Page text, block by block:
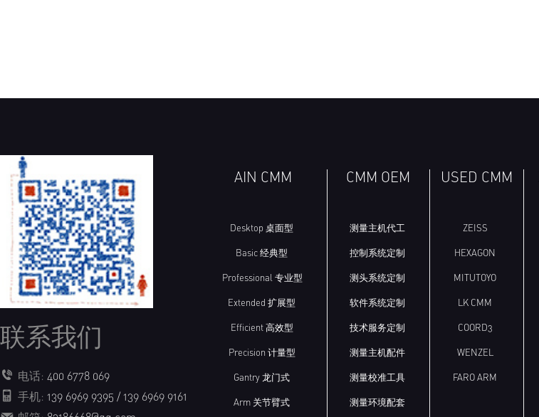
联系我们
电话: 400 6778 069
手机: 139 6969 9395 / 139 6969 9161
AIN CMM
Desktop 桌面型
Basic 经典型
Professional 专业型
Extended 扩展型
Efficient 高效型
Precision 计量型
Gantry 龙门式
Arm 关节臂式
CMM OEM
测量主机代工
控制系统定制
测头系统定制
软件系统定制
技术服务定制
测量主机配件
测量校准工具
测量环境配套
USED CMM
ZEISS
HEXAGON
MITUTOYO
LK CMM
COORD3
WENZEL
FARO ARM